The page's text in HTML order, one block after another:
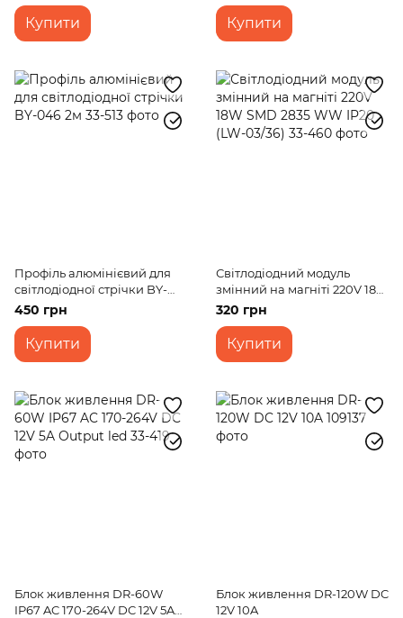
Купити Купити
Профіль алюмінієвий для
світлодіодної стрічки BY-
046 2м
450 грн
Купити
Світлодіодний модуль
змінний на магніті 220V 18W
SMD 2835 WW IP20 (LW-
03/36)
320 грн
Купити
Блок живлення DR-60W
IP67 AC 170-264V DC 12V 5A
Блок живлення DR-120W DC
12V 10A